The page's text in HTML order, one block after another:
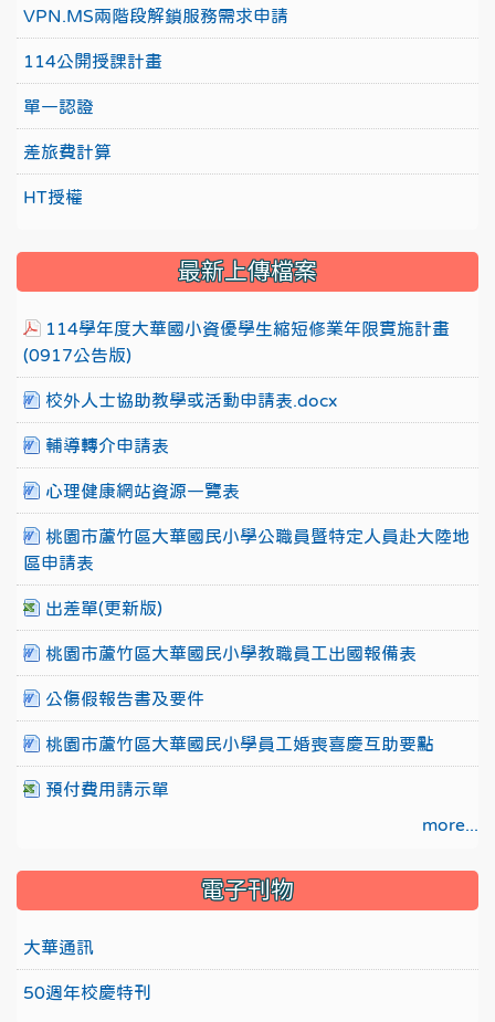
VPN.MS兩階段解鎖服務需求申請
114公開授課計畫
單一認證
差旅費計算
HT授權
最新上傳檔案
114學年度大華國小資優學生縮短修業年限實施計畫
(0917公告版)
校外人士協助教學或活動申請表.docx
輔導轉介申請表
心理健康網站資源一覽表
桃園市蘆竹區大華國民小學公職員暨特定人員赴大陸地
區申請表
出差單(更新版)
桃園市蘆竹區大華國民小學教職員工出國報備表
公傷假報告書及要件
桃園市蘆竹區大華國民小學員工婚喪喜慶互助要點
預付費用請示單
more...
電子刊物
大華通訊
50週年校慶特刊